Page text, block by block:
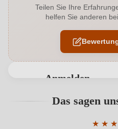
Allergene
Geographische Angabe
Teilen Sie Ihre
helfen Sie anderen
Anmelden
Benutzern
Das sagen
★ ★ ★